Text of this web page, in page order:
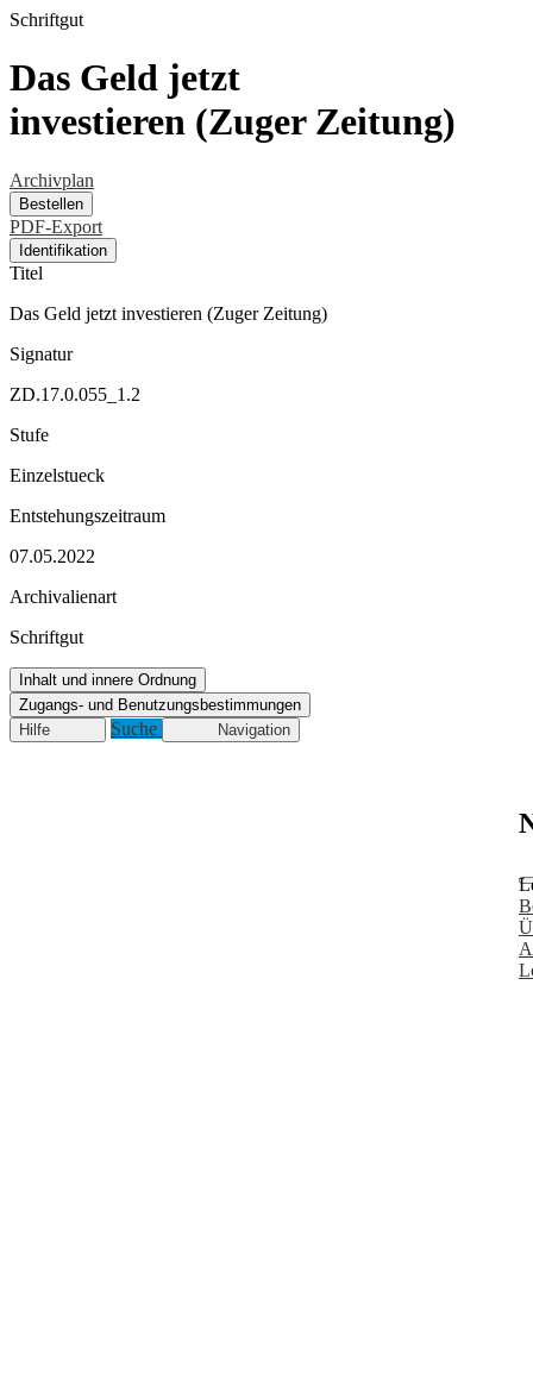
Schriftgut
Das Geld jetzt
investieren (Zuger Zeitung)
Archivplan
Bestellen
PDF-Export
Identifikation
Titel
Das Geld jetzt investieren (Zuger Zeitung)
Signatur
ZD.17.0.055_1.2
Stufe
Einzelstueck
Entstehungszeitraum
07.05.2022
Archivalienart
Schriftgut
Inhalt und innere Ordnung
Zugangs- und Benutzungsbestimmungen
Hilfe
Suche Navigation